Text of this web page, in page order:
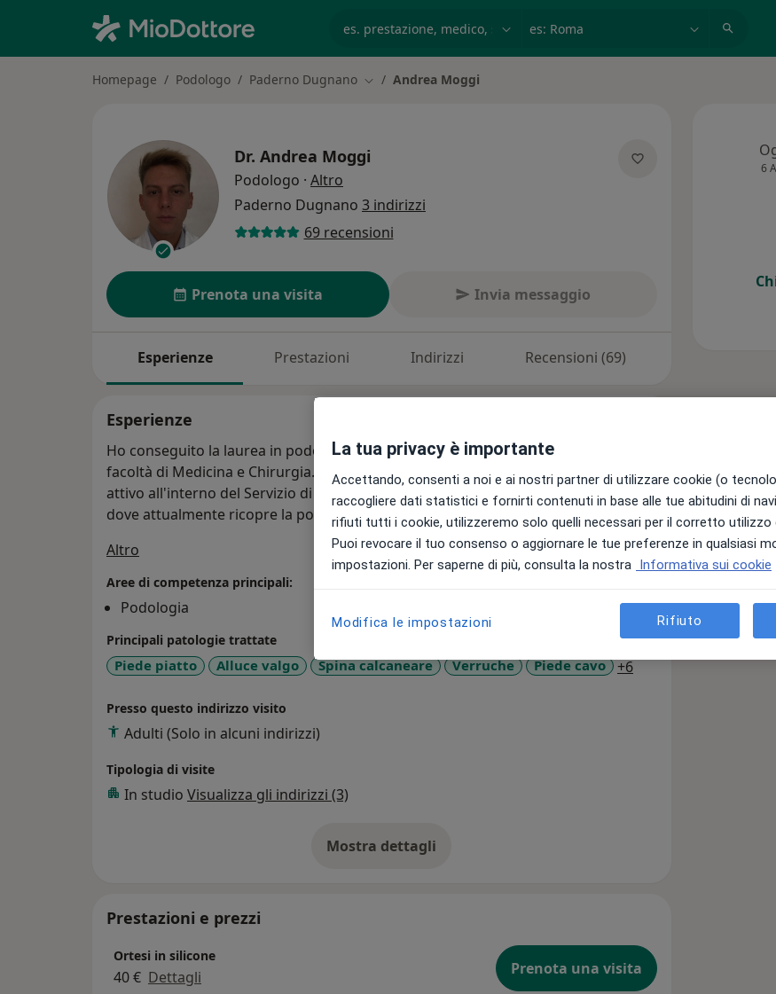
Homepage Podologo Paderno Dugnano Cambia città
Andrea Moggi
Dr. Andrea Moggi
Podologo · Altro
Paderno Dugnano 3 indirizzi
69 recensioni
Prenota una visita Invia messaggio
Esperienze Prestazioni Indirizzi Recensioni (69)
Esperienze
Ho conseguito la laurea in podologia presso l'Università degli studi di Milano,
facoltà di Medicina e Chirurgia. Durante il corso di laurea ha svolto il tirocinio
attivo all'interno del Servizio di podologia dell'IRCSS Istituto ortopedico Galeazzi
dove attualmente ricopre la posizione di Tutor.
Altro
Aree di competenza principali:
Podologia
Principali patologie trattate
Piede piatto Alluce valgo Spina calcaneare Verruche Piede cavo +6
Presso questo indirizzo visito
Adulti (Solo in alcuni indirizzi)
Tipologia di visite
In studio Visualizza gli indirizzi (3)
Mostra dettagli
sull'esperienza
Prestazioni e prezzi
Ortesi in silicone
40 € Dettagli Prenota una visita
6
La tua privacy è importante
Accettando, consenti a noi e ai nostri partner di utilizzare cookie (o
raccogliere dati statistici e fornirti contenuti in base alle tue abitudini di
rifiuti tutti i cookie, utilizzeremo solo quelli necessari per il corretto
Puoi revocare il tuo consenso o aggiornare le tue preferenze in qualsiasi
impostazioni. Per saperne di più, consulta la nostra Informativa sui cookie
Modifica le impostazioni Rifiuto